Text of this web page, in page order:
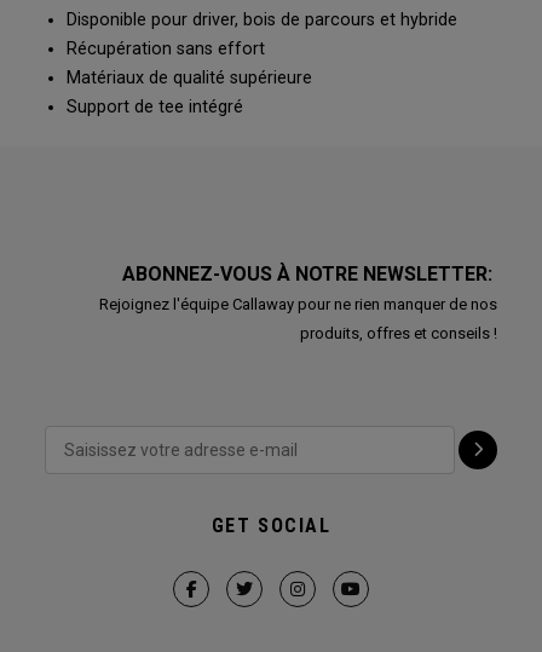
Disponible pour driver, bois de parcours et hybride
Récupération sans effort
Matériaux de qualité supérieure
Support de tee intégré
ABONNEZ-VOUS À NOTRE NEWSLETTER:
Rejoignez l'équipe Callaway pour ne rien manquer de nos
produits, offres et conseils !
GET SOCIAL